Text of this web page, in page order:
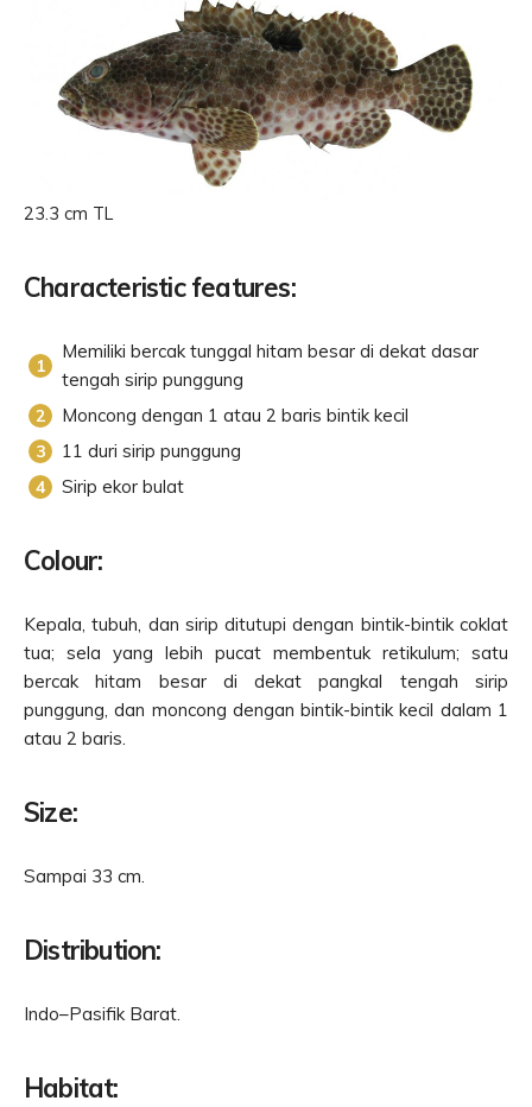
23.3 cm TL
Characteristic features:
Memiliki bercak tunggal hitam besar di dekat dasar
tengah sirip punggung
Moncong dengan 1 atau 2 baris bintik kecil
11 duri sirip punggung
Sirip ekor bulat
Colour:
Kepala, tubuh, dan sirip ditutupi dengan bintik-bintik coklat
tua; sela yang lebih pucat membentuk retikulum; satu
bercak hitam besar di dekat pangkal tengah sirip
punggung, dan moncong dengan bintik-bintik kecil dalam 1
atau 2 baris.
Size:
Sampai 33 cm.
Distribution:
Indo–Pasifik Barat.
Habitat: